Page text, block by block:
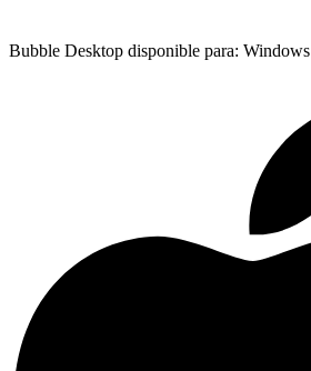
Bubble Desktop disponible para: Windows